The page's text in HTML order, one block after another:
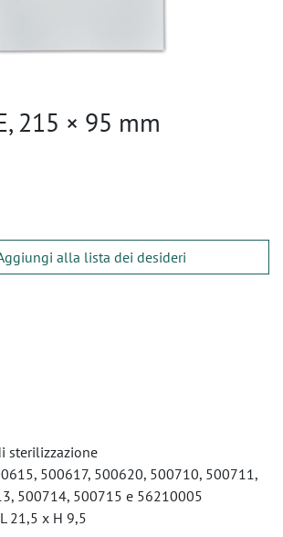
215 × 95 mm
alla lista dei desideri
sterilizzazione
500617, 500620, 500710, 500711,
500714, 500715 e 56210005
21,5 x H 9,5